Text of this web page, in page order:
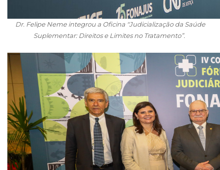
Dr. Felipe Neme integrou a Oficina "Judicialização da Saúde
Suplementar: Direitos e Limites no Tratamento”.